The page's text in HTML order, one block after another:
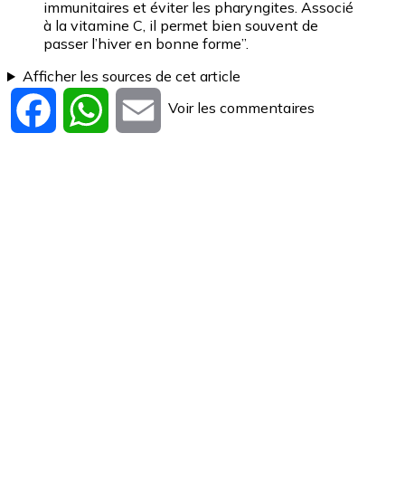
immunitaires et éviter les pharyngites. Associé
à la vitamine C, il permet bien souvent de
passer l’hiver en bonne forme”.
Afficher les sources de cet article
Facebook WhatsApp
Email
Voir les commentaires